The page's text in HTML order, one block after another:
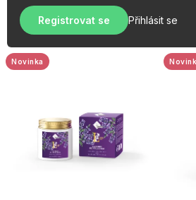
AKCE
Jak nakupovat Kontakty
t
ů
Registrovat se Přihlásit se
d
uNovinka